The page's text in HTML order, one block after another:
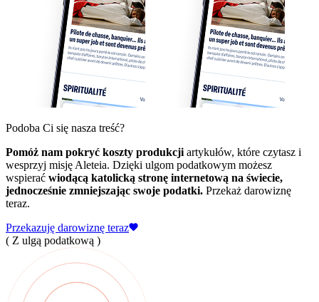
Podoba Ci się nasza treść?
Pomóż nam pokryć koszty produkcji artykułów, które czytasz i
wesprzyj misję Aleteia. Dzięki ulgom podatkowym możesz
wspierać wiodącą katolicką stronę internetową na świecie,
jednocześnie zmniejszając swoje podatki. Przekaż darowiznę
teraz.
Przekazuję darowiznę teraz
( Z ulgą podatkową )